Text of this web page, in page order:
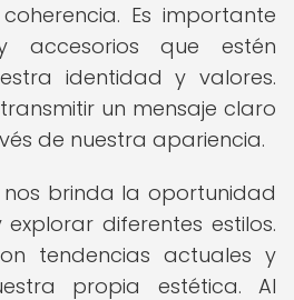
Es importante
accesorios que estén
identidad y valores.
un mensaje claro
de nuestra apariencia.
brinda la oportunidad
diferentes estilos.
tendencias actuales y
propia estética. Al